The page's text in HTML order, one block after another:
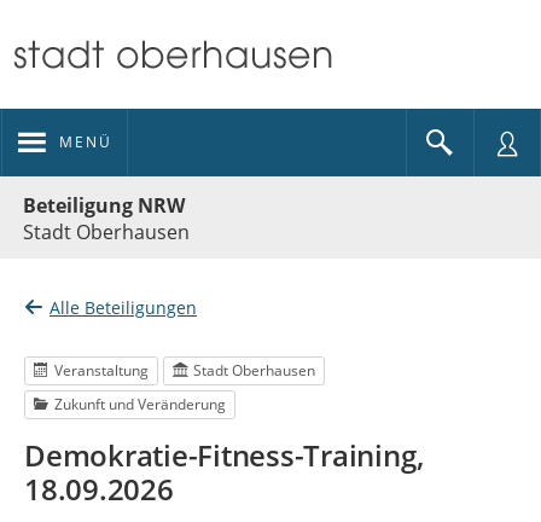
MENÜ
Beteiligung NRW
Stadt Oberhausen
Alle Beteiligungen
Veranstaltung
Stadt Oberhausen
Zukunft und Veränderung
Demokratie-Fitness-Training,
18.09.2026